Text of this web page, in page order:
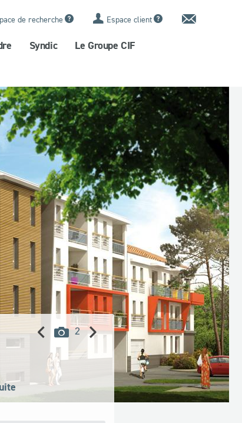
de recherche Espace client Contact
Syndic Le Groupe CIF
Précédent
2images
disponibles
Suivant